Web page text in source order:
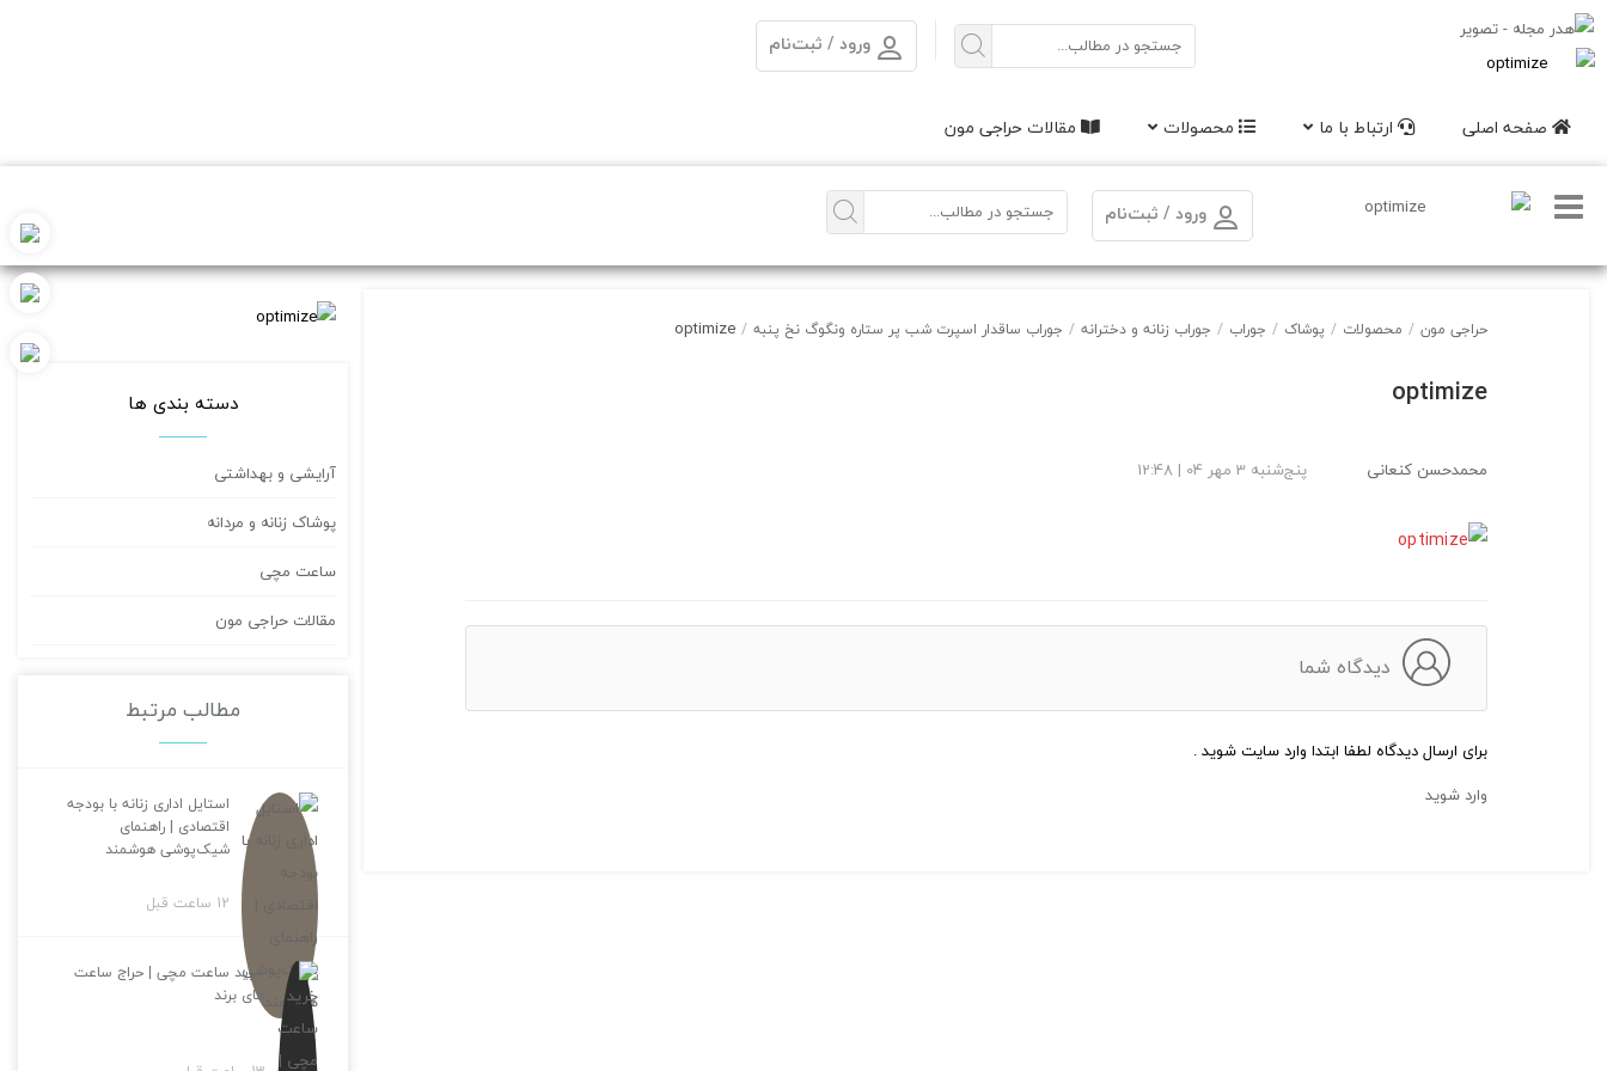
ورود / ثبت‌نام
صفحه اصلی ارتباط با ما محصولات مقالات حراجی مون
ورود / ثبت‌نام
حراجی مون / محصولات / پوشاک / جوراب / جوراب زنانه و دخترانه / جوراب ساقدار اسپرت شب پر ستاره ونگوگ نخ پنبه /
optimize
optimize
محمدحسن کنعانی پنج‌شنبه 3 مهر 04 | 12:48
دیدگاه شما
برای ارسال دیدگاه لطفا ابتدا وارد سایت شوید .
وارد شوید
دسته بندی ها
آرایشی و بهداشتی
پوشاک زنانه و مردانه
ساعت مچی
مقالات حراجی مون
مطالب مرتبط
استایل اداری زنانه با بودجه
اقتصادی | راهنمای
شیک‌پوشی هوشمند
12 ساعت قبل
خرید ساعت مچی | حراج ساعت
های برند